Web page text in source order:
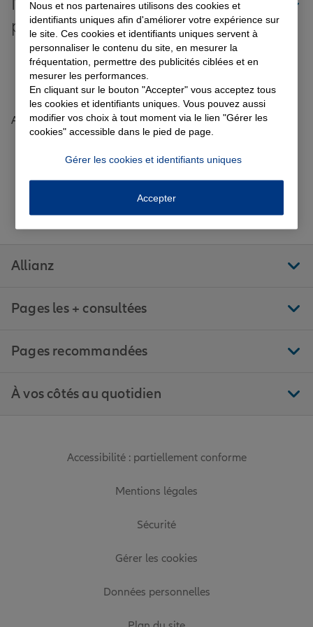
Garantie des accidents de la vie
Assurance scolaire
plus grandes villes de France
Toutes les agences Allianz de France
Tous nos guides et conseils Allianz
Accueil Trouver une agence Allianz
Bouches-du-Rhône
Martigues
MARTIGUES Avis agence MARTIGUES
Aller sur la page Facebook de Allianz
Aller sur la page Twitter de
Allianz
Pages les + consultées
Pages recommandées
À vos côtés au quotidien
Accessibilité : partiellement conforme
Mentions légales
Sécurité
Gérer les cookies
Données personnelles
Nous et nos partenaires utilisons des cookies et
identifiants uniques afin d'améliorer votre expérience sur
le site. Ces cookies et identifiants uniques servent à
personnaliser le contenu du site, en mesurer la
fréquentation, permettre des publicités ciblées et en
mesurer les performances.
En cliquant sur le bouton "Accepter" vous acceptez tous
les cookies et identifiants uniques. Vous pouvez aussi
modifier vos choix à tout moment via le lien "Gérer les
cookies" accessible dans le pied de page.
Gérer les cookies et identifiants uniques
Accepter